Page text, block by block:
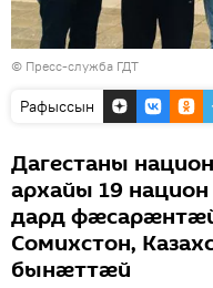
© Пресс-служба ГДТ
Рафыссын
Дагестаны
архайы 19
дард
Сомихстон,
бынӕттӕй